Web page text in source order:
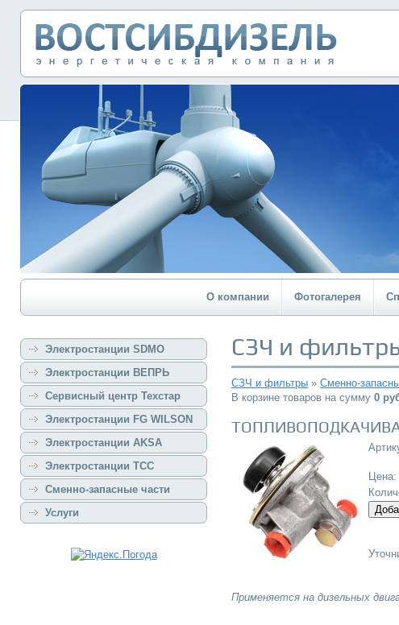
О компании Фотогалерея
Электростанции SDMO
Электростанции ВЕПРЬ
Сервисный центр Техстар
Электростанции FG WILSON
Электростанции AKSA
Электростанции ТСС
Сменно-запасные части
Услуги
СЗЧ и
СЗЧ и фильтры » Сменно-
В корзине товаров на сумму 0
Цена:
Применяется на дизельных